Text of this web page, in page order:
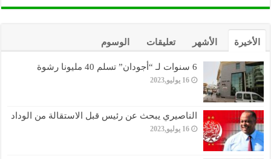
الأخيرة الأشهر تعليقات الوسوم
6 سنوات لـ “أجودان” تسلم 40 مليونا رشوة
16 يوليو,2023
الناصيري يبحث عن رئيس قبل الاستقالة من الوداد
16 يوليو,2023